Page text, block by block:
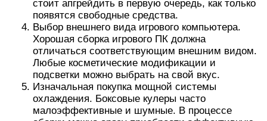
стоит апгрейдить в первую очередь, как только
появятся свободные средства.
Выбор внешнего вида игрового компьютера.
Хорошая сборка игрового ПК должна
отличаться соответствующим внешним видом.
Любые косметические модификации и
подсветки можно выбрать на свой вкус.
Изначальная покупка мощной системы
охлаждения. Боксовые кулеры часто
малоэффективные и шумные. В процессе